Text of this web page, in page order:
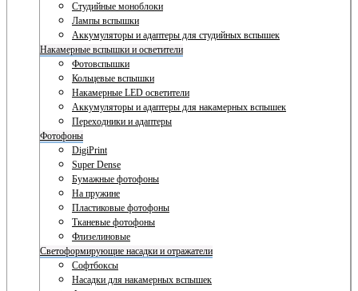
Студийные моноблоки
Лампы вспышки
Аккумуляторы и адаптеры для студийных вспышек
Накамерные вспышки и осветители
Фотовспышки
Кольцевые вспышки
Накамерные LED осветители
Аккумуляторы и адаптеры для накамерных вспышек
Переходники и адаптеры
Фотофоны
DigiPrint
Super Dense
Бумажные фотофоны
На пружине
Пластиковые фотофоны
Тканевые фотофоны
Флизелиновые
Светоформирующие насадки и отражатели
Софтбоксы
Насадки для накамерных вспышек